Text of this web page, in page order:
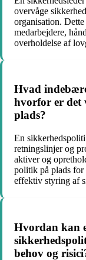
overvåge
organisation.
medarbejdere,
overholdelse af
Hvad
hvorfor er det
plads?
En
retningslinjer og
aktiver og
politik på plads for
effektiv styring af
Hvordan kan
behov og